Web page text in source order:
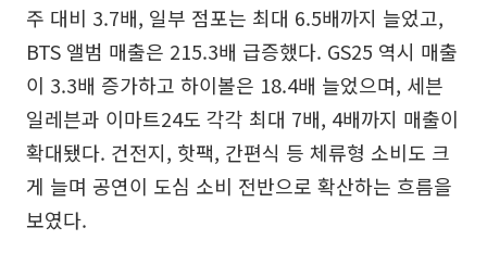
주 대비 3.7배, 일부 점포는 최대 6.5배까지 늘었고,
BTS 앨범 매출은 215.3배 급증했다. GS25 역시 매출
이 3.3배 증가하고 하이볼은 18.4배 늘었으며, 세븐
일레븐과 이마트24도 각각 최대 7배, 4배까지 매출이
확대됐다. 건전지, 핫팩, 간편식 등 체류형 소비도 크
게 늘며 공연이 도심 소비 전반으로 확산하는 흐름을
보였다.